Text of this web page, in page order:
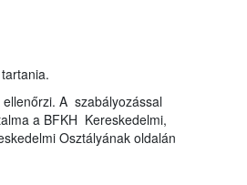
A szabályozással
a BFKH Kereskedelmi,
Osztályának oldalán